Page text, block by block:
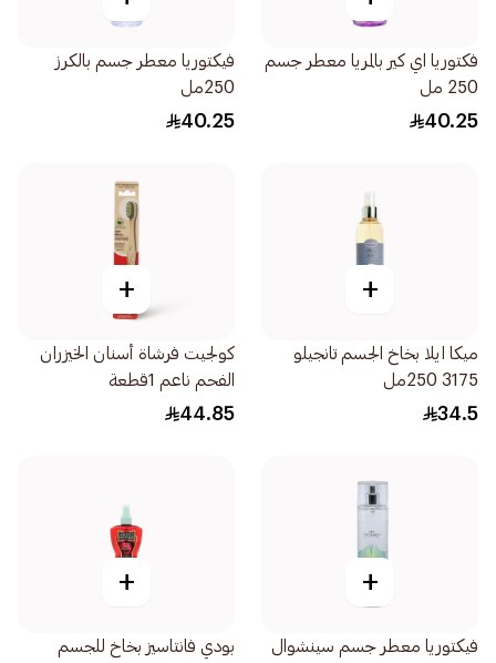
فكتوريا اي كير بالمريا معطر جسم
250 مل
40.25
فيكتوريا معطر جسم بالكرز
250مل
40.25
+
ميكا ايلا بخاخ الجسم تانجيلو
3175 250مل
34.5
+
كولجيت فرشاة أسنان الخيزران
الفحم ناعم 1قطعة
44.85
+
فيكتوريا معطر جسم سينشوال
+
بودي فانتاسيز بخاخ للجسم